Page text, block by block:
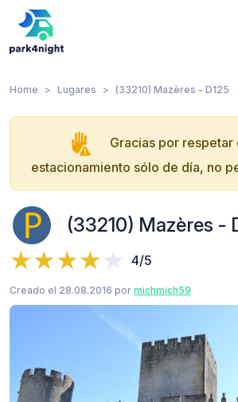
Home Lugares (33210) Mazères - D125
Gracias por respetar
estacionamiento sólo de día, no
(33210) Mazères -
4/5
Creado el 28.08.2016 por michmich59